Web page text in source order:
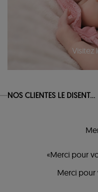
Visitez
NOS CLIENTES LE DISENT...
«Merci pour
Merci pour